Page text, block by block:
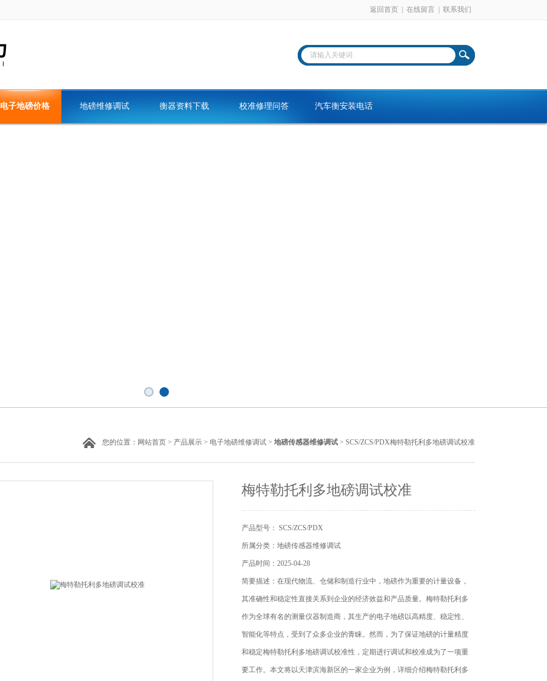
返回首页 在线留言 联系我们
电子地磅价格 地磅维修调试 衡器资料下载 校准修理问答 汽车衡安装电话
您的位置： 网站首页 > 产品展示 > 电子地磅维修调试 > 地磅传感器维修调试 > SCS/ZCS/PDX梅特勒托利多地磅调试校准
梅特勒托利多地磅调试校准
产品型号： SCS/ZCS/PDX
所属分类：地磅传感器维修调试
产品时间：2025-04-28
简要描述：在现代物流、仓储和制造行业中，地磅作为重要的计量设备，
其准确性和稳定性直接关系到企业的经济效益和产品质量。梅特勒托利多
作为全球有名的测量仪器制造商，其生产的电子地磅以高精度、稳定性、
智能化等特点，受到了众多企业的青睐。然而，为了保证地磅的计量精度
和稳定梅特勒托利多地磅调试校准性，定期进行调试和校准成为了一项重
要工作。本文将以天津滨海新区的一家企业为例，详细介绍梅特勒托利多